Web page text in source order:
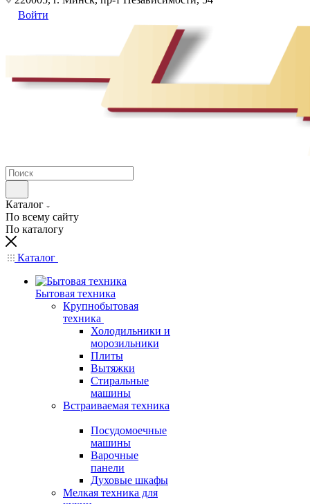
Войти
Каталог
По всему сайту
По каталогу
Каталог
Бытовая техника
Крупнобытовая
техника
Холодильники и
морозильники
Плиты
Вытяжки
Стиральные
машины
Встраиваемая техника
Посудомоечные
машины
Варочные
панели
Духовые шкафы
Мелкая техника для